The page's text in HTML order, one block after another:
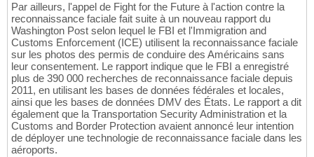
Par ailleurs, l'appel de Fight for the Future à l'action contre la
reconnaissance faciale fait suite à un nouveau rapport du
Washington Post selon lequel le FBI et l'Immigration and
Customs Enforcement (ICE) utilisent la reconnaissance faciale
sur les photos des permis de conduire des Américains sans
leur consentement. Le rapport indique que le FBI a enregistré
plus de 390 000 recherches de reconnaissance faciale depuis
2011, en utilisant les bases de données fédérales et locales,
ainsi que les bases de données DMV des États. Le rapport a dit
également que la Transportation Security Administration et la
Customs and Border Protection avaient annoncé leur intention
de déployer une technologie de reconnaissance faciale dans les
aéroports.